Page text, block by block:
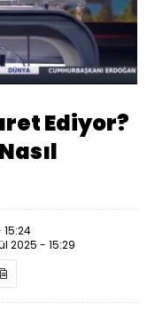
Oynatma
Hızı
Ediyor?
15:24
2025 - 15:29